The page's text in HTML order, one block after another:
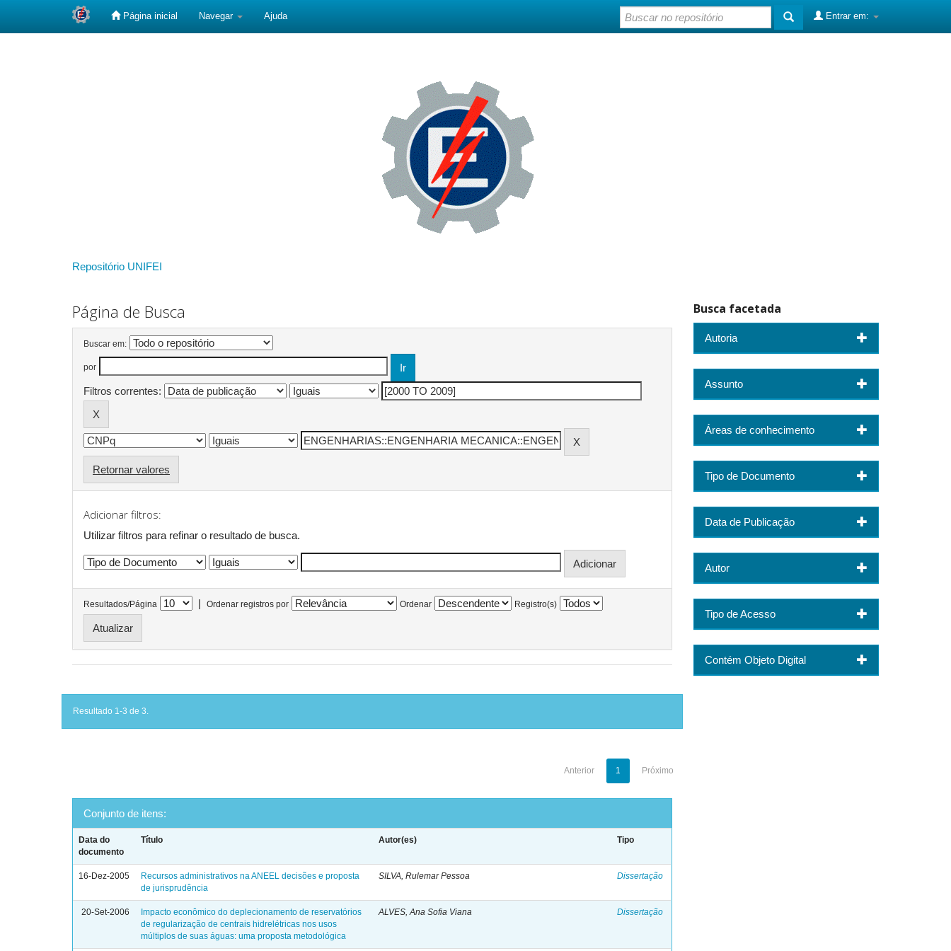
Página inicial Navegar Ajuda Entrar em:
Repositório UNIFEI
Página de Busca
Buscar em:
por
Filtros correntes:
Retornar valores
Adicionar filtros:
Utilizar filtros para refinar o resultado de busca.
Resultados/Página | Ordenar registros por Ordenar Registro(s)
Resultado 1-3 de 3.
Anterior 1 Próximo
Conjunto de itens:
Data do
documento
Título Autor(es) Tipo
16-Dez-2005
Recursos administrativos na ANEEL decisões e proposta
de jurisprudência
SILVA, Rulemar Pessoa Dissertação
20-Set-2006
Impacto econômico do deplecionamento de reservatórios
de regularização de centrais hidrelétricas nos usos
múltiplos de suas águas: uma proposta metodológica
ALVES, Ana Sofia Viana Dissertação
Busca facetada
Autoria
Assunto
Áreas de conhecimento
Tipo de Documento
Data de Publicação
Autor
Tipo de Acesso
Contém Objeto Digital